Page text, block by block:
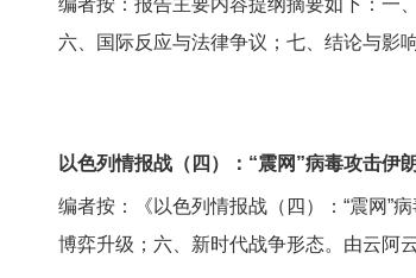
编者按：报告主要内容提纲摘要如下：一
六、国际反应与法律争议；七、结论与影
以色列情报战（四）：“震网”病毒攻击伊
编者按：《以色列情报战（四）：“震网”
博弈升级；六、新时代战争形态。由云阿